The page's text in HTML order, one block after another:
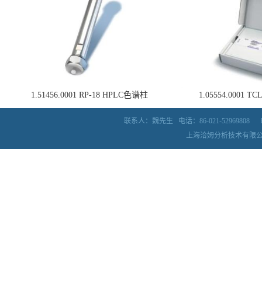
1.51456.0001 RP-18 HPLC色谱柱 1.05554.0001
联系人：魏先生 电话：86-021-52969808
上海洽姆分析技术有限